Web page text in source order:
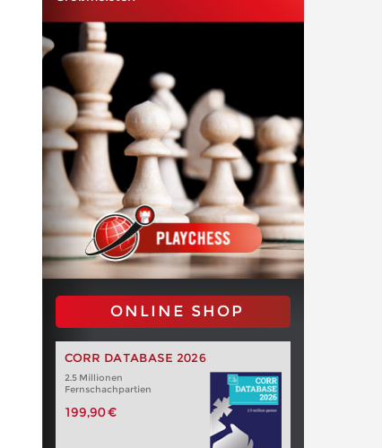
ONLINE SHOP
CORR DATABASE 2026
2.5 Millionen
Fernschachpartien
199,90 €